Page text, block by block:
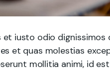
iusto odio
et quas molestias
mollitia animi, id